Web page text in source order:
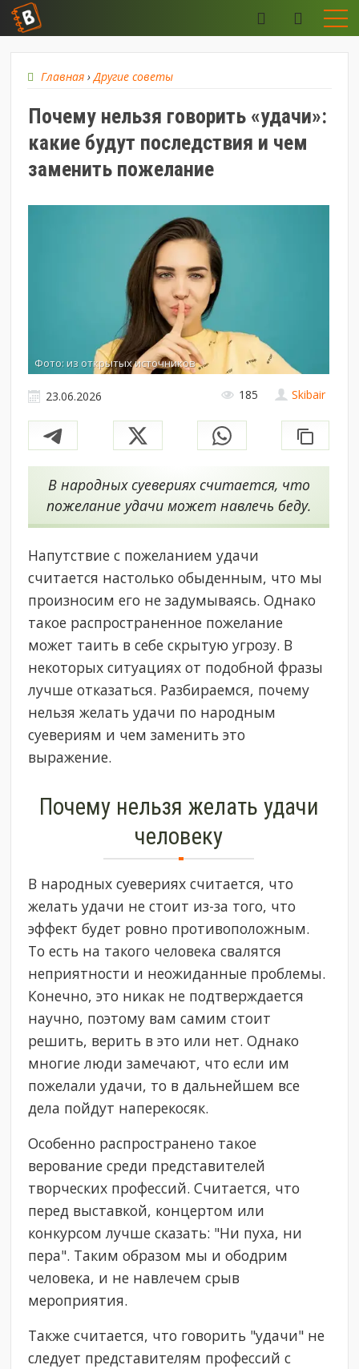
Главная ›Другие советы
Почему нельзя говорить «удачи»:
какие будут последствия и чем
заменить пожелание
Фото: из открытых источников
Skibair
23.06.2026 185
В народных суевериях считается, что
пожелание удачи может навлечь беду.
Напутствие с пожеланием удачи
считается настолько обыденным, что мы
произносим его не задумываясь. Однако
такое распространенное пожелание
может таить в себе скрытую угрозу. В
некоторых ситуациях от подобной фразы
лучше отказаться. Разбираемся, почему
нельзя желать удачи по народным
суевериям и чем заменить это
выражение.
Почему нельзя желать удачи
человеку
В народных суевериях считается, что
желать удачи не стоит из-за того, что
эффект будет ровно противоположным.
То есть на такого человека свалятся
неприятности и неожиданные проблемы.
Конечно, это никак не подтверждается
научно, поэтому вам самим стоит
решить, верить в это или нет. Однако
многие люди замечают, что если им
пожелали удачи, то в дальнейшем все
дела пойдут наперекосяк.
Особенно распространено такое
верование среди представителей
творческих профессий. Считается, что
перед выставкой, концертом или
конкурсом лучше сказать: "Ни пуха, ни
пера". Таким образом мы и ободрим
человека, и не навлечем срыв
мероприятия.
Также считается, что говорить "удачи" не
следует представителям профессий с